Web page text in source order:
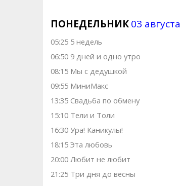
ПОНЕДЕЛЬНИК03 августа
05:25 5 недель
06:50 9 дней и одно утро
08:15 Мы с дедушкой
09:55 МиниМакс
13:35 Свадьба по обмену
15:10 Тели и Толи
16:30 Ура! Каникулы!
18:15 Эта любовь
20:00 Любит не любит
21:25 Три дня до весны